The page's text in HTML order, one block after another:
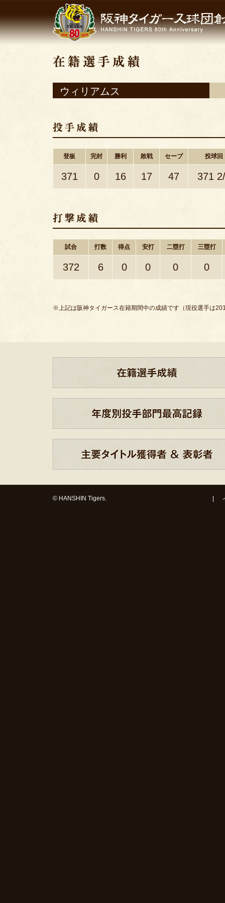
ウィリアムス
登板 完封 勝利 敗戦 セーブ 投球回
371 0 16 17 47 371
試合 打数 得点 安打 二塁打 三塁打
372 6 0 0 0 0
※上記は阪神タイガース在籍期間中の成績です（現役選手は
© HANSHIN Tigers.